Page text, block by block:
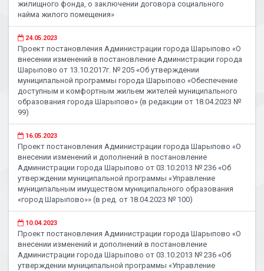
жилищного фонда, о заключении договора социального
найма жилого помещения»
24.05.2023
Проект постановления Администрации города Шарыпово «О
внесении изменений в постановление Администрации города
Шарыпово от 13.10.2017г. № 205 «Об утверждении
муниципальной программы города Шарыпово «Обеспечение
доступным и комфортным жильем жителей муниципального
образования города Шарыпово» (в редакции от 18.04.2023 №
99)
16.05.2023
Проект постановления Администрации города Шарыпово «О
внесении изменений и дополнений в постановление
Администрации города Шарыпово от 03.10.2013 № 236 «Об
утверждении муниципальной программы «Управление
муниципальным имуществом муниципального образования
«город Шарыпово»» (в ред. от 18.04.2023 № 100)
10.04.2023
Проект постановления Администрации города Шарыпово «О
внесении изменений и дополнений в постановление
Администрации города Шарыпово от 03.10.2013 № 236 «Об
утверждении муниципальной программы «Управление